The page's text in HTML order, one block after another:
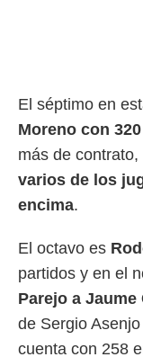
El séptimo en
Moreno con
más de
varios de los
encima.
El octavo es
partidos y en el
Parejo a Jaume
de Sergio
cuenta con 258